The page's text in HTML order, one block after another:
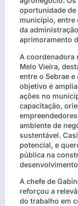
oportunidade
município, entre
da
aprimoramento
A coordenadora
Melo Vieira,
entre o Sebrae
objetivo é
ações no
capacitação,
ambiente de
sustentável.
potencial, e
pública na
A chefe de
reforçou a
do trabalho em